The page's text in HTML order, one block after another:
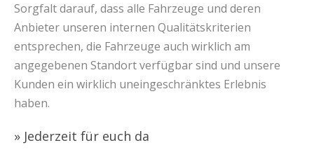
Sorgfalt darauf, dass alle Fahrzeuge und deren
Anbieter unseren internen Qualitätskriterien
entsprechen, die Fahrzeuge auch wirklich am
angegebenen Standort verfügbar sind und unsere
Kunden ein wirklich uneingeschränktes Erlebnis
haben.
» Jederzeit für euch da